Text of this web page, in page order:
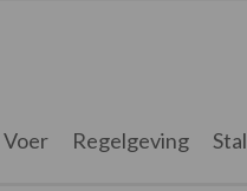
Voer Regelgeving Stal